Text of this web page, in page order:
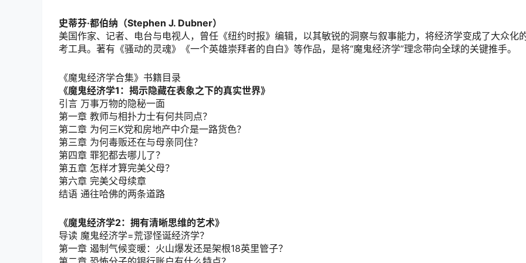
史蒂芬·都伯纳（Stephen J. Dubner）
美国作家、记者、电台与电视人，曾任《纽约时报》编辑，以其敏锐的洞察与叙事能力，将经济学变成了大众化
考工具。著有《骚动的灵魂》《一个英雄崇拜者的自白》等作品，是将“魔鬼经济学”理念带向全球的关键推手。
《魔鬼经济学合集》书籍目录
《魔鬼经济学1：揭示隐藏在表象之下的真实世界》
引言 万事万物的隐秘一面
第一章 教师与相扑力士有何共同点？
第二章 为何三K党和房地产中介是一路货色？
第三章 为何毒贩还在与母亲同住？
第四章 罪犯都去哪儿了？
第五章 怎样才算完美父母？
第六章 完美父母续章
结语 通往哈佛的两条道路
《魔鬼经济学2：拥有清晰思维的艺术》
导读 魔鬼经济学=荒谬怪诞经济学？
第一章 遏制气候变暖：火山爆发还是架根18英里管子？